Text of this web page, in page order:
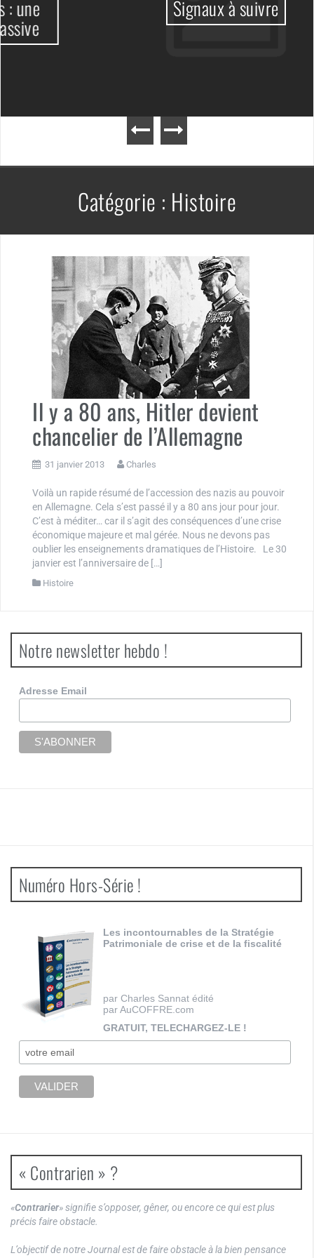
Signaux à suivre
Catégorie : Histoire
Il y a 80 ans, Hitler devient
chancelier de l’Allemagne
31 janvier 2013 Charles
Voilà un rapide résumé de l’accession des nazis au pouvoir
en Allemagne. Cela s’est passé il y a 80 ans jour pour jour.
C’est à méditer… car il s’agit des conséquences d’une crise
économique majeure et mal gérée. Nous ne devons pas
oublier les enseignements dramatiques de l’Histoire. Le 30
janvier est l’anniversaire de […]
Histoire
Notre newsletter hebdo !
Adresse Email
Numéro Hors-Série !
Les incontournables de la Stratégie
Patrimoniale de crise et de la fiscalité
par Charles Sannat édité
par AuCOFFRE.com
GRATUIT, TELECHARGEZ-LE !
« Contrarien » ?
«Contrarier» signifie s’opposer, gêner, ou encore ce qui est plus
précis faire obstacle.
L’objectif de notre Journal est de faire obstacle à la bien pensance